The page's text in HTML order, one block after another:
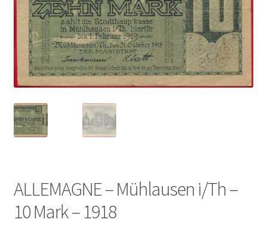
ALLEMAGNE – Mühlausen i/Th –
10 Mark – 1918